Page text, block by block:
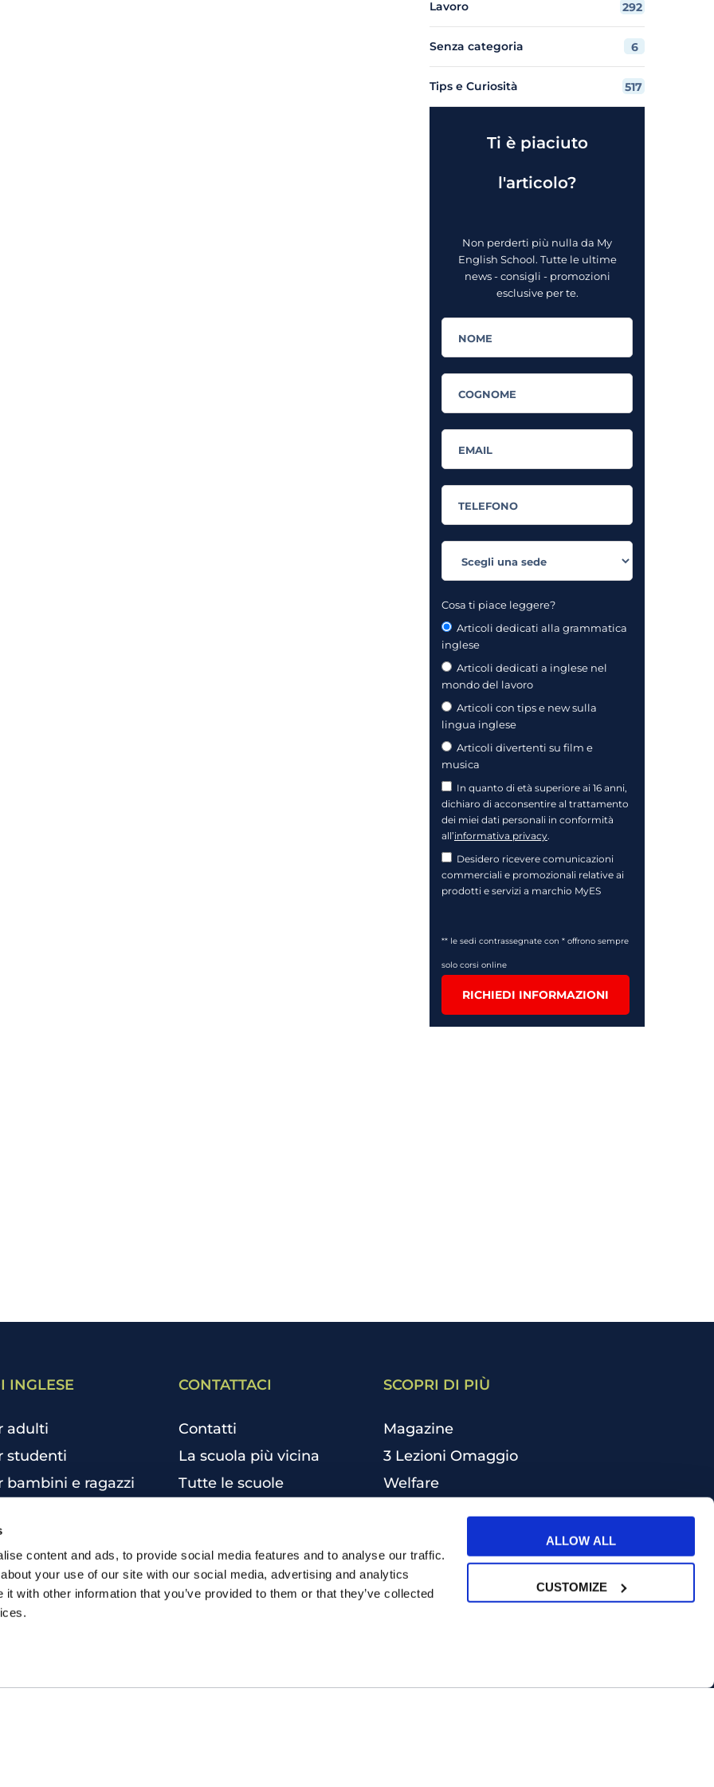
content and ads, to provide social media features and to analyse our traffic.
your use of our site with our social media, advertising and analytics
with other information that you’ve provided to them or that they’ve collected
ALLOW ALL
CUSTOMIZE
Lavoro 292
Senza categoria 6
Tips e Curiosità 517
Ti è piaciuto
l'articolo?
Non perderti più nulla da My
English School. Tutte le ultime
news - consigli - promozioni
esclusive per te.
Cosa ti piace leggere?
Articoli dedicati alla grammatica
inglese
Articoli dedicati a inglese nel
mondo del lavoro
Articoli con tips e new sulla
lingua inglese
Articoli divertenti su film e
musica
In quanto di età superiore ai 16 anni,
dichiaro di acconsentire al trattamento
dei miei dati personali in conformità
all’informativa privacy.
Desidero ricevere comunicazioni
commerciali e promozionali relative ai
prodotti e servizi a marchio MyES
** le sedi contrassegnate con * offrono sempre
solo corsi online
RICHIEDI INFORMAZIONI
INGLESE
adulti
studenti
bambini e ragazzi
English
aziende
certificazione
online
CONTATTACI
Contatti
La scuola più vicina
Tutte le scuole
SCOPRI DI PIÙ
Magazine
3 Lezioni Omaggio
Welfare